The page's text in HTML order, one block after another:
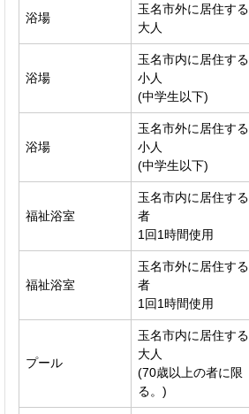
浴場
玉名市外に居住する
大人
浴場
玉名市内に居住する
小人
(中学生以下)
浴場
玉名市外に居住する
小人
(中学生以下)
福祉浴室
玉名市内に居住する
者
1回1時間使用
福祉浴室
玉名市外に居住する
者
1回1時間使用
プール
玉名市内に居住する
大人
(70歳以上の者に限
る。)